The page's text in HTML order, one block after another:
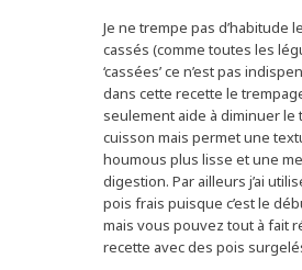
Je ne trempe pas d’habitude
cassés (comme toutes les
‘cassées’ ce n’est pas
dans cette recette le
seulement aide à diminuer le
cuisson mais permet une
houmous plus lisse et une
digestion. Par ailleurs j’ai
pois frais puisque c’est le
mais vous pouvez tout à fait
recette avec des pois